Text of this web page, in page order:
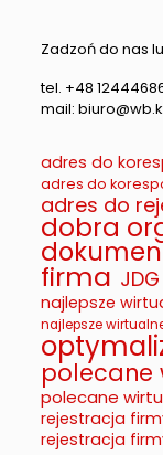
Zadzoń do nas
tel. +48
mail:
adres do
adres do
adres do
dobra
firma JDG
najlepsze
najlepsze
polecane
polecane
rejestracja
rejestracja